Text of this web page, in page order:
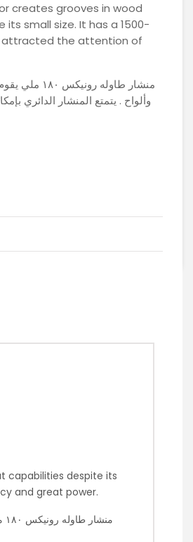
creates grooves in wood
small size. It has a 1500-
attracted the attention of
منشار
capabilities despite its
and great power.